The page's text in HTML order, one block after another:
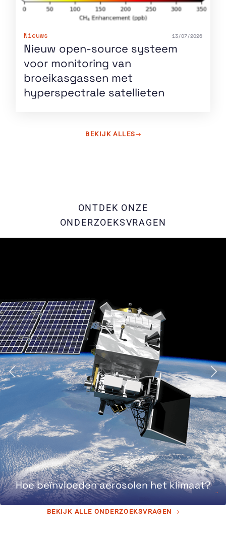
Nieuws 13/07/2026
Nieuw open-source systeem
voor monitoring van
broeikasgassen met
hyperspectrale satellieten
BEKIJK ALLES
ONTDEK ONZE
ONDERZOEKSVRAGEN
Hoe beïnvloeden aerosolen het klimaat?
Lees meer
BEKIJK ALLE ONDERZOEKSVRAGEN